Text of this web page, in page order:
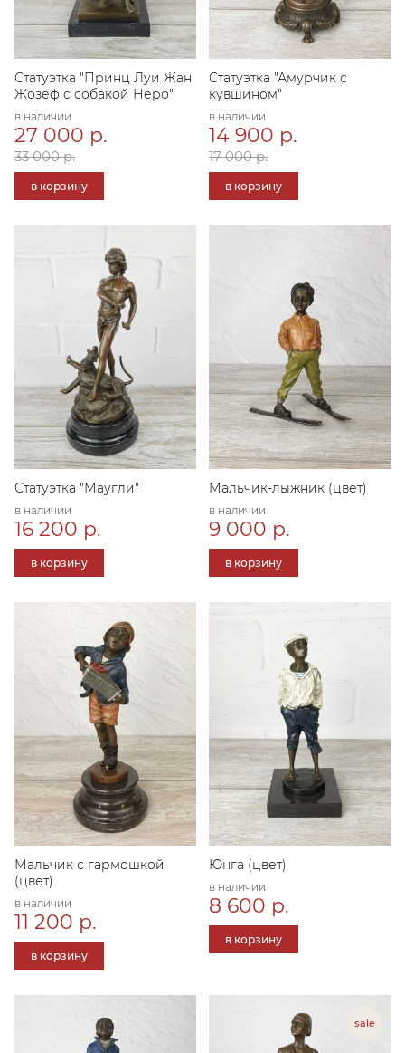
Статуэтка "Принц Луи Жан
Жозеф с собакой Неро"
в наличии
27 000 р.
33 000 р.
в корзину
Статуэтка "Амурчик с
кувшином"
в наличии
14 900 р.
17 000 р.
в корзину
Статуэтка "Маугли"
в наличии
16 200 р.
в корзину
Мальчик-лыжник (цвет)
в наличии
9 000 р.
в корзину
Мальчик с гармошкой
(цвет)
в наличии
11 200 р.
в корзину
Юнга (цвет)
в наличии
8 600 р.
в корзину